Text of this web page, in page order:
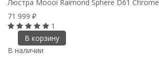
Люстра Moooi Raimond Sphere D61 Chrome
71 999 ₽
1
В корзину
В наличии